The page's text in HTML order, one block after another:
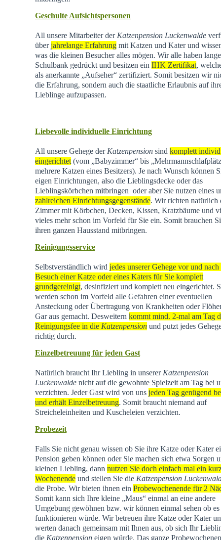
Geschulte Aufsichtspersonen
All unsere Mitarbeiter der Katzenpension Luckenwalde
überjahrelange Erfahrungmit Katzen und Kater und
was die kleinen Besucher alles mögen. Wir alle haben
Schulbank gedrückt und besitzen ein IHK Zertifikat,
als anerkannte „Aufseher“ zertifiziert. Somit besitzen wir
die Erfahrung, sondern auch die staatliche Erlaubnis auf
Lieblinge aufzupassen.
Liebevolle individuelle Einrichtung
All unsere Gehege der Katzenpensionsind komplett
eingerichtet(vom „Babyzimmer“ bis
mehrere Katzen eines Besitzers). Je nach Wunsch können
eigen Einrichtungen, also die Lieblingsdecke oder das
Lieblingskörbchen mitbringen oder aber Sie nutzen eines
zahlreichen Einrichtungsgegenstände. Wir richten natürlich
Zimmer mit Körbchen, Decken, Kissen, Kratzbäume und
vieles mehr schon im Vorfeld für Sie ein. Somit brauchen
ihren ganzen Hausstand mitbringen.
Reinigungsservice
Selbstverständlich wird jedes unserer Gehege vor und nach
Besuch einer Katze oder eines Katers für Sie komplett
grundgereinigt, desinfiziert und komplett neu eingerichtet.
werden schon im Vorfeld alle Gefahren einer eventuellen
Ansteckung oder Übertragung von Krankheiten oder
Gar aus gemacht. Desweitern kommt mind. 2-mal am Tag
Reinigungsfee in die Katzenpensionund putzt jedes
richtig durch.
Einzelbetreuung für jeden Gast
Natürlich braucht Ihr Liebling in unserer Katzenpension
Luckenwaldenicht auf die gewohnte Spielzeit am Tag bei
verzichten. Jeder Gast wird von uns jeden Tag genügend
und erhält Einzelbetreuung. Somit braucht niemand auf
Streicheleinheiten und Kuscheleien verzichten.
Probezeit
Falls Sie nicht genau wissen ob Sie ihre Katze oder Kater
Pension geben können oder Sie machen sich etwa Sorgen
kleinen Liebling, dann nutzen Sie doch einfach mal ein
Wochenendeund stellen Sie die Katzenpension
die Probe. Wir bieten ihnen ein Probewochenende für 2
Somit kann sich Ihre kleine „Maus“ einmal an eine andere
Umgebung gewöhnen bzw. wir können einmal sehen ob es
funktionieren würde. Wir betreuen ihre Katze oder Kater
werten danach gemeinsam mit Ihnen aus, ob sich Ihr
die Katzenpensioneigen würde. Das ganze